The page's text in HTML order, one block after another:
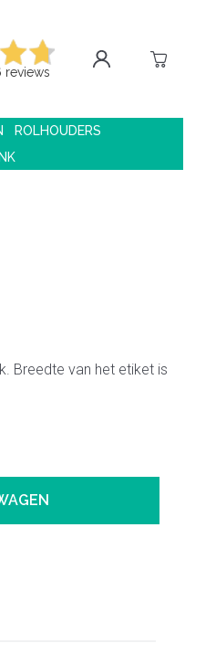
reviews
ROLHOUDERS
Breedte van het etiket is